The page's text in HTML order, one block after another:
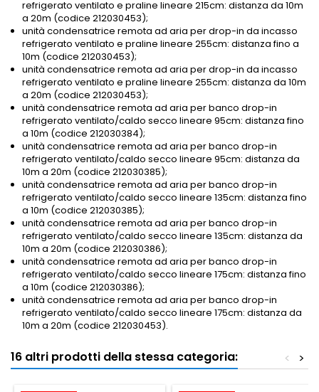
refrigerato ventilato e praline lineare 215cm: distanza da 10m
a 20m (codice 212030453);
unità condensatrice remota ad aria per drop-in da incasso
refrigerato ventilato e praline lineare 255cm: distanza fino a
10m (codice 212030453);
unità condensatrice remota ad aria per drop-in da incasso
refrigerato ventilato e praline lineare 255cm: distanza da 10m
a 20m (codice 212030453);
unità condensatrice remota ad aria per banco drop-in
refrigerato ventilato/caldo secco lineare 95cm: distanza fino
a 10m (codice 212030384);
unità condensatrice remota ad aria per banco drop-in
refrigerato ventilato/caldo secco lineare 95cm: distanza da
10m a 20m (codice 212030385);
unità condensatrice remota ad aria per banco drop-in
refrigerato ventilato/caldo secco lineare 135cm: distanza fino
a 10m (codice 212030385);
unità condensatrice remota ad aria per banco drop-in
refrigerato ventilato/caldo secco lineare 135cm: distanza da
10m a 20m (codice 212030386);
unità condensatrice remota ad aria per banco drop-in
refrigerato ventilato/caldo secco lineare 175cm: distanza fino
a 10m (codice 212030386);
unità condensatrice remota ad aria per banco drop-in
refrigerato ventilato/caldo secco lineare 175cm: distanza da
10m a 20m (codice 212030453).
16 altri prodotti della stessa categoria: >
<